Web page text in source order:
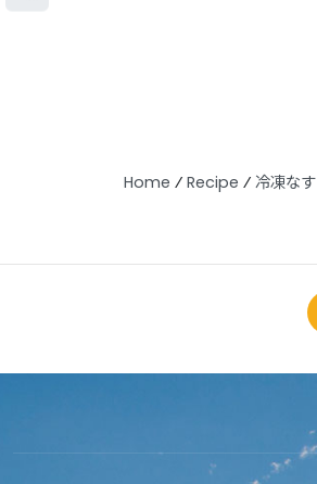
Home ⁄ Recipe ⁄ 冷凍なす